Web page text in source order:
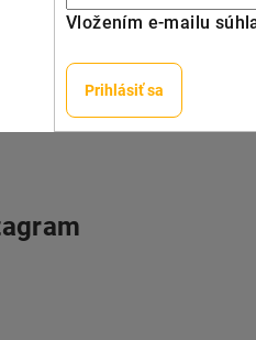
Vložením e-mailu
Prihlásiť sa